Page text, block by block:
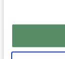
bag
Jeg